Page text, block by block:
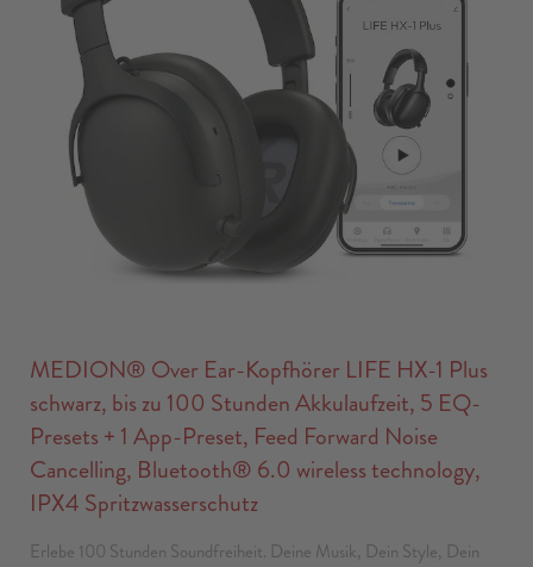
MEDION® Over Ear-Kopfhörer LIFE HX-1 Plus
schwarz, bis zu 100 Stunden Akkulaufzeit, 5 EQ-
Presets + 1 App-Preset, Feed Forward Noise
Cancelling, Bluetooth® 6.0 wireless technology,
IPX4 Spritzwasserschutz
Erlebe 100 Stunden Soundfreiheit. Deine Musik, Dein Style, Dein